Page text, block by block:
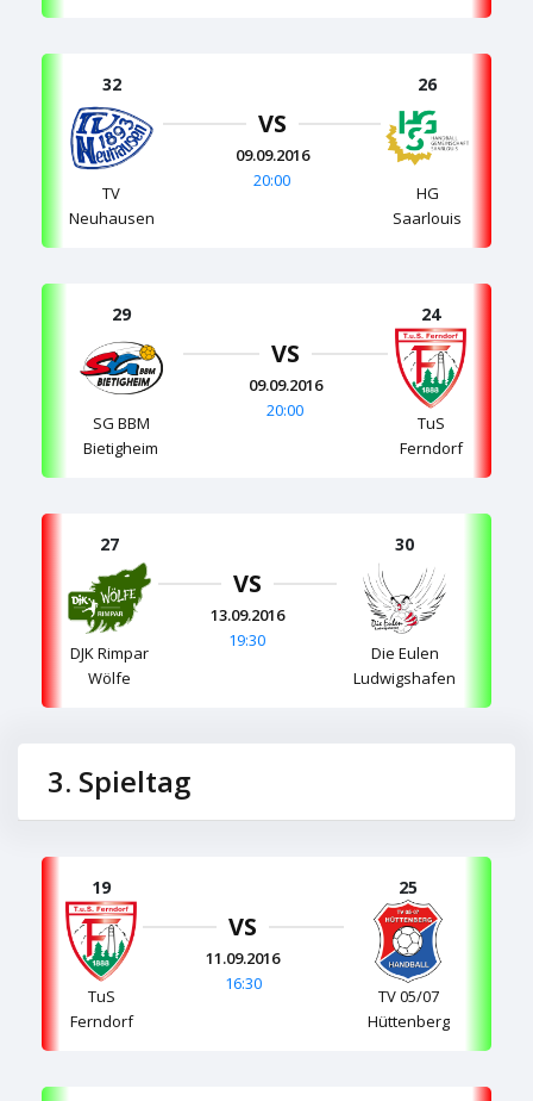
32
TV
Neuhausen
VS
09.09.2016
20:00
26
HG
Saarlouis
29
SG BBM
Bietigheim
VS
09.09.2016
20:00
24
TuS
Ferndorf
27
DJK Rimpar
Wölfe
VS
13.09.2016
19:30
30
Die Eulen
Ludwigshafen
3. Spieltag
19
TuS
Ferndorf
VS
11.09.2016
16:30
25
TV 05/07
Hüttenberg